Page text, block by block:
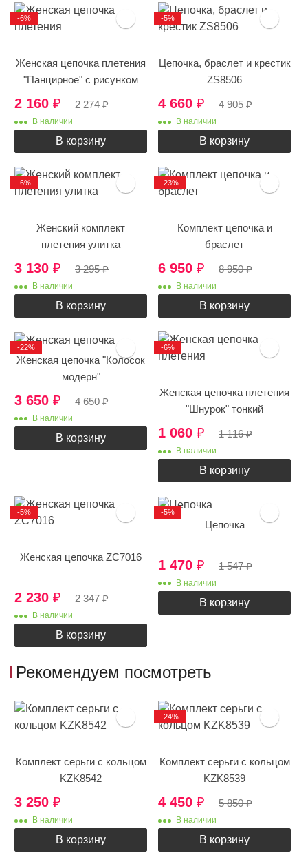
Женская цепочка плетения
"Панцирное" с рисунком
2 160 ₽ 2 274₽
В наличии
В корзину
-6%
Цепочка, браслет и крестик
ZS8506
4 660 ₽ 4 905₽
В наличии
В корзину
-5%
Женский комплект
плетения улитка
3 130 ₽ 3 295₽
В наличии
В корзину
-6%
Комплект цепочка и
браслет
6 950 ₽ 8 950₽
В наличии
В корзину
-23%
Женская цепочка "Колосок
модерн"
3 650 ₽ 4 650₽
В наличии
В корзину
-22%
Женская цепочка плетения
"Шнурок" тонкий
1 060 ₽ 1 116₽
В наличии
В корзину
-6%
Женская цепочка ZC7016
2 230 ₽ 2 347₽
В наличии
В корзину
-5%
Цепочка
1 470 ₽ 1 547₽
В наличии
В корзину
-5%
Рекомендуем посмотреть
Комплект серьги с кольцом
KZK8542
3 250 ₽
В наличии
В корзину
Комплект серьги с кольцом
KZK8539
4 450 ₽ 5 850₽
В наличии
В корзину
-24%